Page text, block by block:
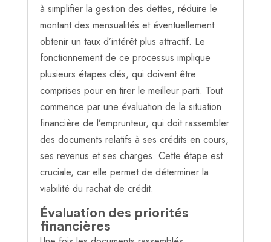
à simplifier la gestion des dettes, réduire le
montant des mensualités et éventuellement
obtenir un taux d’intérêt plus attractif. Le
fonctionnement de ce processus implique
plusieurs étapes clés, qui doivent être
comprises pour en tirer le meilleur parti. Tout
commence par une évaluation de la situation
financière de l’emprunteur, qui doit rassembler
des documents relatifs à ses crédits en cours,
ses revenus et ses charges. Cette étape est
cruciale, car elle permet de déterminer la
viabilité du rachat de crédit.
Évaluation des priorités
financières